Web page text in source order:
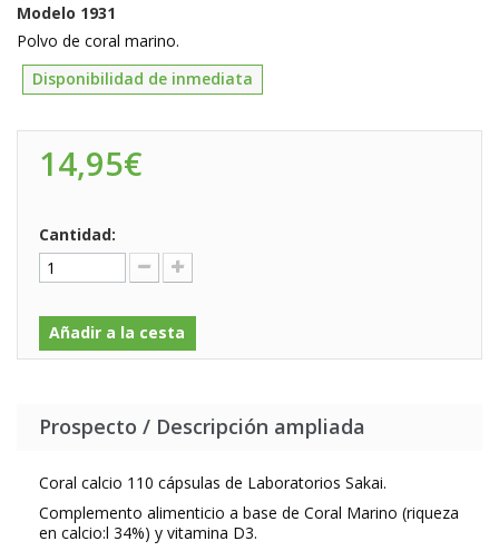
Modelo 1931
Polvo de coral marino.
Disponibilidad de inmediata
14,95€
Cantidad:
Añadir a la cesta
Prospecto / Descripción ampliada
Coral calcio 110 cápsulas de Laboratorios Sakai.
Complemento alimenticio a base de Coral Marino (riqueza
en calcio:l 34%) y vitamina D3.